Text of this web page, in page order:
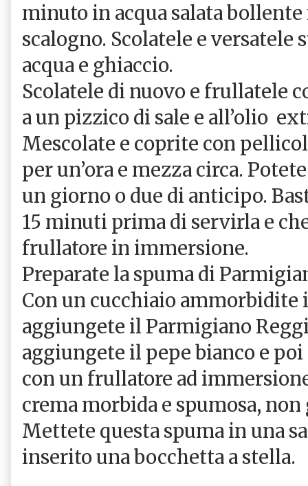
minuto in acqua salata
scalogno. Scolatele e
acqua e ghiaccio.
Scolatele di nuovo e frullatele
a un pizzico di sale e all’olio
Mescolate e coprite con
per un’ora e mezza circa.
un giorno o due di anticipo.
15 minuti prima di servirla e
frullatore in immersione.
Preparate la spuma di
Con un cucchiaio ammorbidite
aggiungete il Parmigiano
aggiungete il pepe bianco e poi
con un frullatore ad
crema morbida e spumosa, non
Mettete questa spuma in una
inserito una bocchetta a stella.